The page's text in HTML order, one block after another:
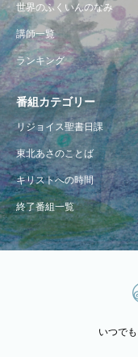
世界のふくいんのなみ
講師一覧
ランキング
番組カテゴリー
リジョイス聖書日課
東北あさのことば
キリストへの時間
終了番組一覧
いつで